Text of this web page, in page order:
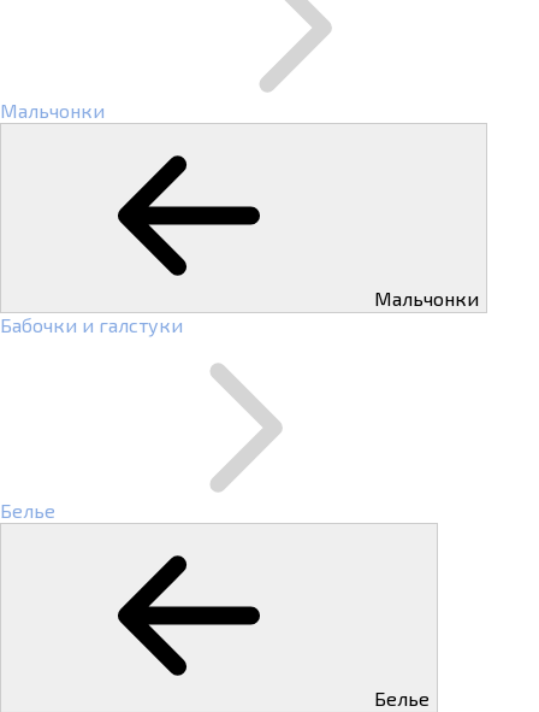
Мальчонки
Мальчонки
Бабочки и галстуки
Белье
Белье